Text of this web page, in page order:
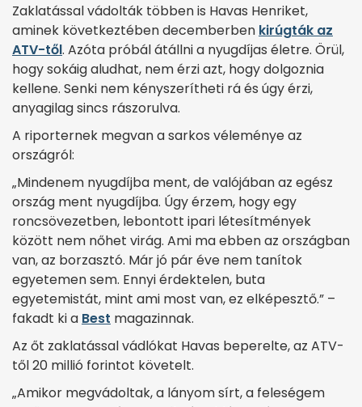
Zaklatással vádolták többen is Havas Henriket,
aminek következtében decemberben kirúgták az
ATV-től. Azóta próbál átállni a nyugdíjas életre. Örül,
hogy sokáig aludhat, nem érzi azt, hogy dolgoznia
kellene. Senki nem kényszerítheti rá és úgy érzi,
anyagilag sincs rászorulva.
A riporternek megvan a sarkos véleménye az
országról:
„Mindenem nyugdíjba ment, de valójában az egész
ország ment nyugdíjba. Úgy érzem, hogy egy
roncsövezetben, lebontott ipari létesítmények
között nem nőhet virág. Ami ma ebben az országban
van, az borzasztó. Már jó pár éve nem tanítok
egyetemen sem. Ennyi érdektelen, buta
egyetemistát, mint ami most van, ez elképesztő.” –
fakadt ki a Best magazinnak.
Az őt zaklatással vádlókat Havas beperelte, az ATV-
től 20 millió forintot követelt.
„Amikor megvádoltak, a lányom sírt, a feleségem